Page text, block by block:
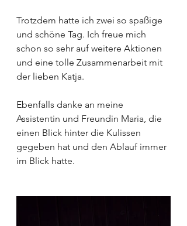
Trotzdem hatte ich zwei so spaßige
und schöne Tag. Ich freue mich
schon so sehr auf weitere Aktionen
und eine tolle Zusammenarbeit mit
der lieben Katja.
Ebenfalls danke an meine
Assistentin und Freundin Maria, die
einen Blick hinter die Kulissen
gegeben hat und den Ablauf immer
im Blick hatte.